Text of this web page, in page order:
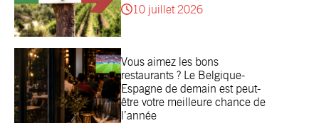
10 juillet 2026
Vous aimez les bons
restaurants ? Le Belgique-
Espagne de demain est peut-
être votre meilleure chance de
l’année